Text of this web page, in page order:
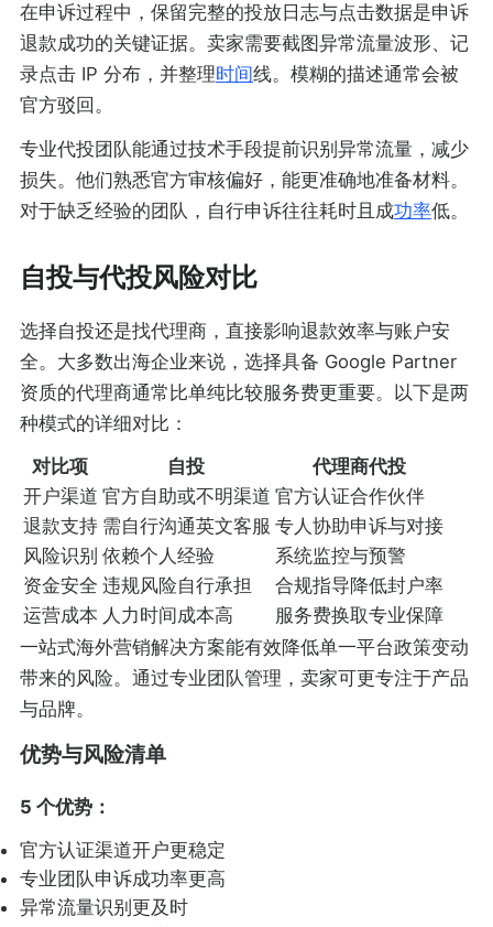
在申诉过程中，保留完整的投放日志与点击数据是申诉
退款成功的关键证据。卖家需要截图异常流量波形、记
录点击 IP 分布，并整理时间线。模糊的描述通常会被
官方驳回。
专业代投团队能通过技术手段提前识别异常流量，减少
损失。他们熟悉官方审核偏好，能更准确地准备材料。
对于缺乏经验的团队，自行申诉往往耗时且成功率低。
自投与代投风险对比
选择自投还是找代理商，直接影响退款效率与账户安
全。大多数出海企业来说，选择具备 Google Partner
资质的代理商通常比单纯比较服务费更重要。以下是两
种模式的详细对比：
对比项
自投
代理商代投
开户渠道 官方自助或不明渠道 官方认证合作伙伴
退款支持 需自行沟通英文客服 专人协助申诉与对接
风险识别 依赖个人经验
系统监控与预警
资金安全 违规风险自行承担
合规指导降低封户率
运营成本 人力时间成本高
服务费换取专业保障
一站式海外营销解决方案能有效降低单一平台政策变动
带来的风险。通过专业团队管理，卖家可更专注于产品
与品牌。
优势与风险清单
5 个优势：
官方认证渠道开户更稳定
专业团队申诉成功率更高
异常流量识别更及时